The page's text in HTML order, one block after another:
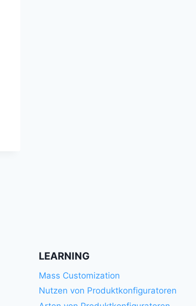
LEARNING
Mass Customization
Nutzen von Produktkonfiguratoren